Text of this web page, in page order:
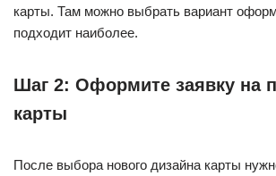
карты. Там можно выбрать вариант
подходит наиболее.
Шаг 2: Оформите заявку на
карты
После выбора нового дизайна карты